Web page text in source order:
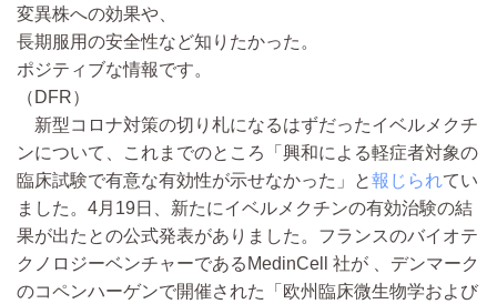
変異株への効果や、
長期服用の安全性など知りたかった。
ポジティブな情報です。
（DFR）
新型コロナ対策の切り札になるはずだったイベルメクチ
ンについて、これまでのところ「興和による軽症者対象の
臨床試験で有意な有効性が示せなかった」と報じられてい
ました。4月19日、新たにイベルメクチンの有効治験の結
果が出たとの公式発表がありました。フランスのバイオテ
クノロジーベンチャーであるMedinCell 社が 、デンマーク
のコペンハーゲンで開催された「欧州臨床微生物学および